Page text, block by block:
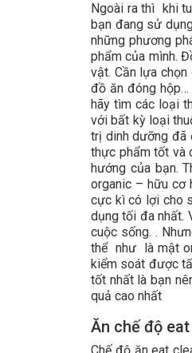
Ngoài ra thì khi
bạn đang sử
những phương
phẩm của mình.
vật. Cần lựa
đồ ăn đóng
hãy tìm các loại
với bất kỳ loại
trị dinh dưỡng đã
thực phẩm tốt và
hướng của bạn.
organic – hữu cơ
cực kì có lợi cho
dụng tối đa nhất.
cuộc sống. .
thể như là mật
kiểm soát được
tốt nhất là bạn
quả cao nhất
Ăn chế độ